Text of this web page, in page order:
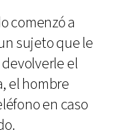
comenzó a
sujeto que le
el
el hombre
en caso